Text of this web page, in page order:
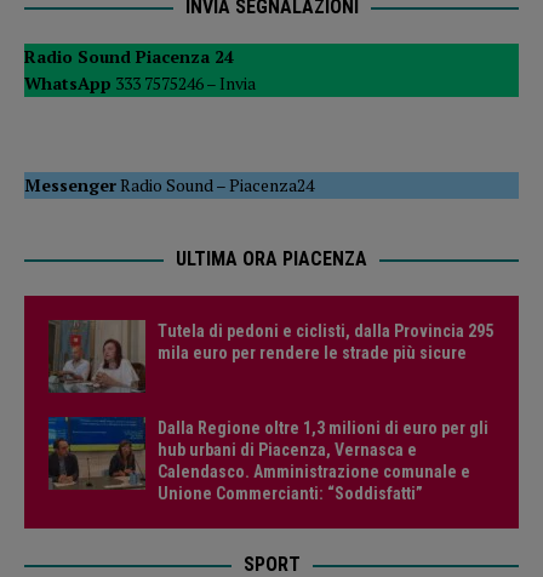
INVIA SEGNALAZIONI
Radio Sound Piacenza 24
WhatsApp 333 7575246 – Invia
MessengerRadio Sound –Piacenza24
ULTIMA ORA PIACENZA
Tutela di pedoni e ciclisti, dalla Provincia 295
mila euro per rendere le strade più sicure
Dalla Regione oltre 1,3 milioni di euro per gli
hub urbani di Piacenza, Vernasca e
Calendasco. Amministrazione comunale e
Unione Commercianti: “Soddisfatti”
SPORT